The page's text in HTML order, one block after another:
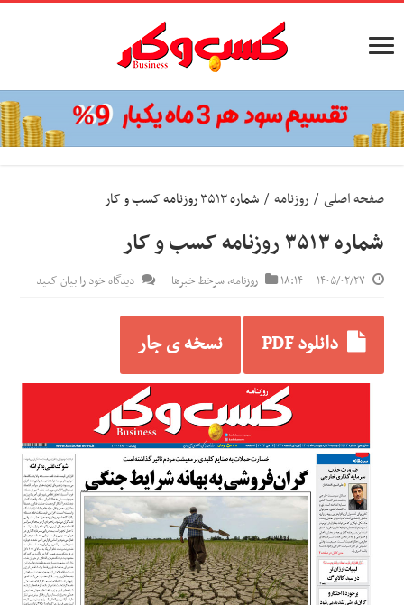
صفحه اصلی / روزنامه / شماره ۳۵۱۳ روزنامه کسب و کار
شماره ۳۵۱۳ روزنامه کسب و کار
۱۴۰۵/۰۲/۲۷ ۱۸:۱۴ روزنامه,سرخط خبرها دیدگاه خود را بیان کنید
دانلود PDF نسخه ی جار